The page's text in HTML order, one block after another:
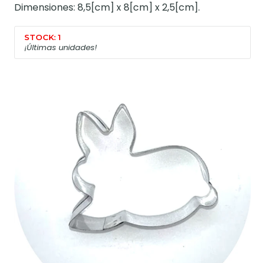
Dimensiones: 8,5[cm] x 8[cm] x 2,5[cm].
STOCK: 1
¡Últimas unidades!